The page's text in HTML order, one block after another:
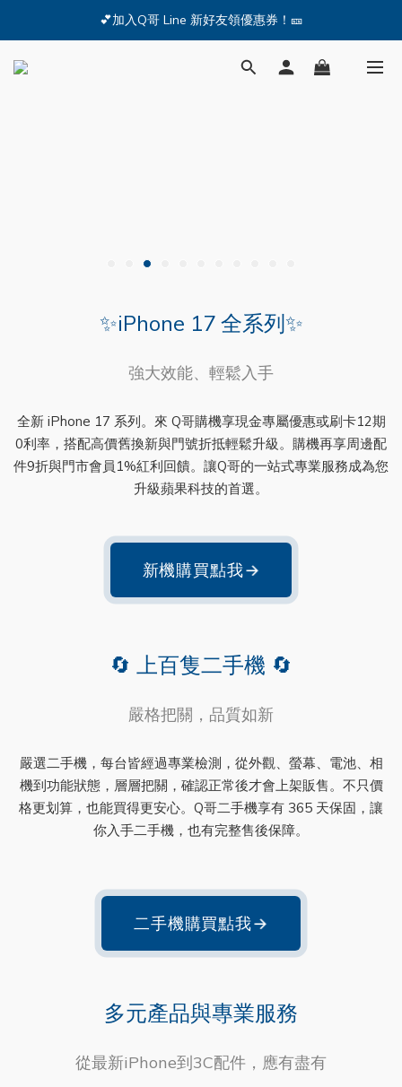
🔥iPhone 17 全系列熱銷中🔥點我購買 — !
💕加入Q哥 Line 新好友領優惠券！🎫
🔥iPhone 17 全系列熱銷中🔥點我購買 — !
✨iPhone 17 全系列✨
強大效能、輕鬆入手
全新 iPhone 17 系列。來 Q哥購機享現金專屬優惠或刷卡12期
0利率，搭配高價舊換新與門號折抵輕鬆升級。購機再享周邊配
件9折與門市會員1%紅利回饋。讓Q哥的一站式專業服務成為您
升級蘋果科技的首選。
新機購買點我 →
🔄 上百隻二手機 🔄
嚴格把關，品質如新
嚴選二手機，每台皆經過專業檢測，從外觀、螢幕、電池、相
機到功能狀態，層層把關，確認正常後才會上架販售。不只價
格更划算，也能買得更安心。Q哥二手機享有 365 天保固，讓
你入手二手機，也有完整售後保障。
二手機購買點我 →
多元產品與專業服務
從最新iPhone到3C配件，應有盡有